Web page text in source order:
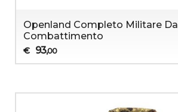
Openland Completo Militare Da
Combattimento
€ 93,00